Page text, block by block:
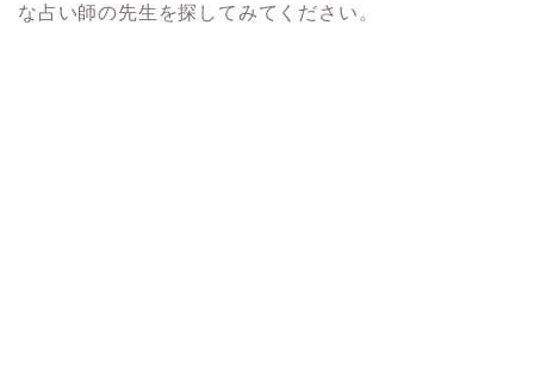
な占い師の先生を探してみてください。